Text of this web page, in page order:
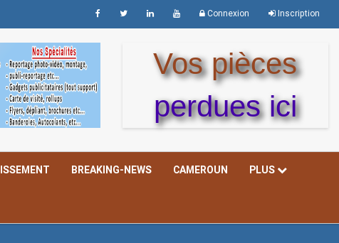
Connexion Inscription
Vos pièces
perdues ici
BREAKING-NEWS CAMEROUN PLUS